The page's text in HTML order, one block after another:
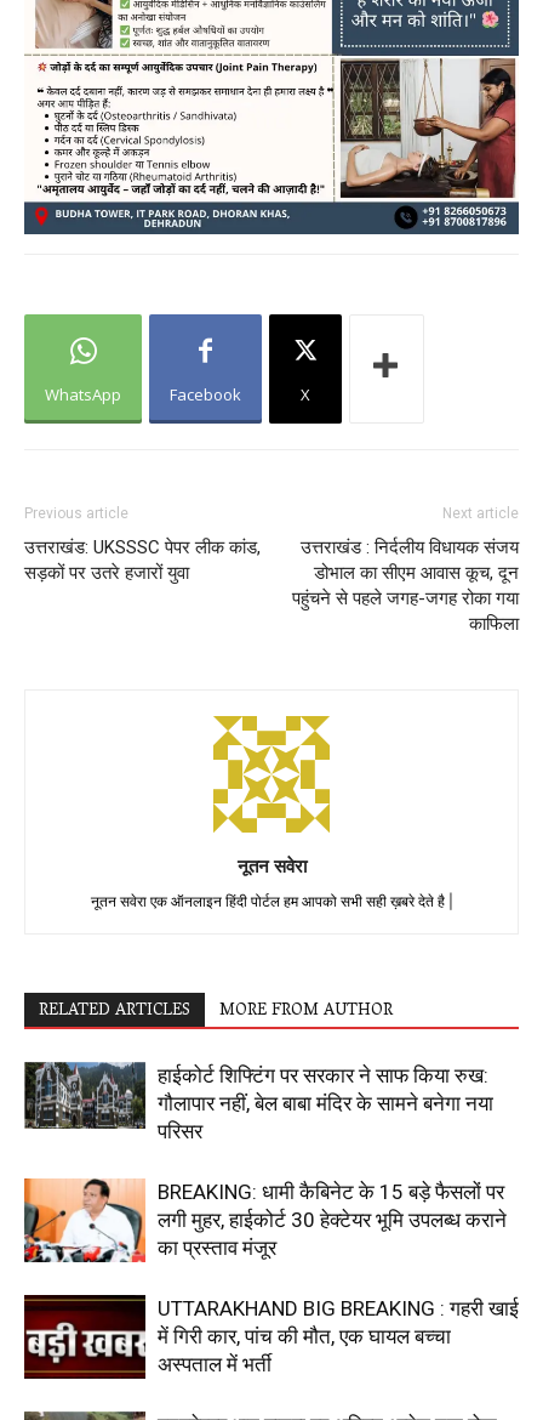
WhatsApp Facebook X
Previous article
उत्तराखंड: UKSSSC पेपर लीक कांड,
सड़कों पर उतरे हजारों युवा
Next article
उत्तराखंड : निर्दलीय विधायक संजय
डोभाल का सीएम आवास कूच, दून
पहुंचने से पहले जगह-जगह रोका गया
काफिला
नूतन सवेरा
नूतन सवेरा एक ऑनलाइन हिंदी पोर्टल हम आपको सभी सही ख़बरे देते है |
RELATED ARTICLES MORE FROM AUTHOR
हाईकोर्ट शिफ्टिंग पर सरकार ने साफ किया रुख:
गौलापार नहीं, बेल बाबा मंदिर के सामने बनेगा नया
परिसर
BREAKING: धामी कैबिनेट के 15 बड़े फैसलों पर
लगी मुहर, हाईकोर्ट 30 हेक्टेयर भूमि उपलब्ध कराने
का प्रस्ताव मंजूर
UTTARAKHAND BIG BREAKING : गहरी खाई
में गिरी कार, पांच की मौत, एक घायल बच्चा
अस्पताल में भर्ती